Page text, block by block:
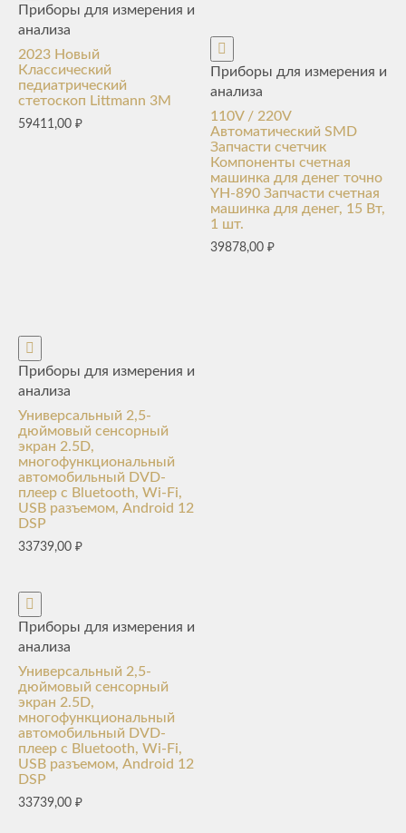
Приборы для измерения и
анализа
2023 Новый
Классический
педиатрический
стетоскоп Littmann 3M
59411,00 ₽
Приборы для измерения и
анализа
110V / 220V
Автоматический SMD
Запчасти счетчик
Компоненты счетная
машинка для денег точно
YH-890 Запчасти счетная
машинка для денег, 15 Вт,
1 шт.
39878,00₽
Приборы для измерения и
анализа
Универсальный 2,5-
дюймовый сенсорный
экран 2.5D,
многофункциональный
автомобильный DVD-
плеер с Bluetooth, Wi-Fi,
USB разъемом, Android 12
DSP
33739,00 ₽
Приборы для измерения и
анализа
Универсальный 2,5-
дюймовый сенсорный
экран 2.5D,
многофункциональный
автомобильный DVD-
плеер с Bluetooth, Wi-Fi,
USB разъемом, Android 12
DSP
33739,00 ₽